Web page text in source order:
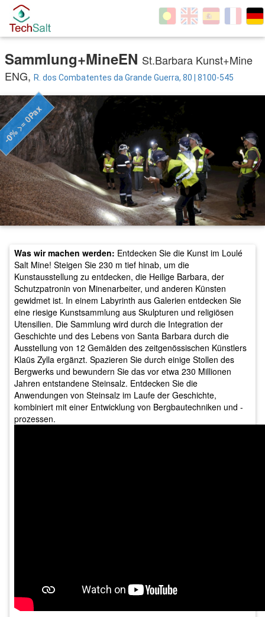
Sammlung+MineEN St.Barbara Kunst+Mine
ENG, R. dos Combatentes da Grande Guerra, 80 | 8100-545
-0% >= 0Pax
Was wir machen werden: Entdecken Sie die Kunst im Loulé
Salt Mine! Steigen Sie 230 m tief hinab, um die
Kunstausstellung zu entdecken, die Heilige Barbara, der
Schutzpatronin von Minenarbeiter, und anderen Künsten
gewidmet ist. In einem Labyrinth aus Galerien entdecken Sie
eine riesige Kunstsammlung aus Skulpturen und religiösen
Utensilien. Die Sammlung wird durch die Integration der
Geschichte und des Lebens von Santa Barbara durch die
Ausstellung von 12 Gemälden des zeitgenössischen Künstlers
Klaüs Zylla ergänzt. Spazieren Sie durch einige Stollen des
Bergwerks und bewundern Sie das vor etwa 230 Millionen
Jahren entstandene Steinsalz. Entdecken Sie die
Anwendungen von Steinsalz im Laufe der Geschichte,
kombiniert mit einer Entwicklung von Bergbautechniken und -
prozessen.